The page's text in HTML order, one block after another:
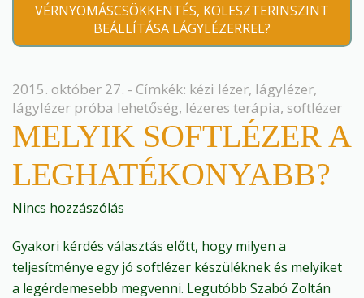
VÉRNYOMÁSCSÖKKENTÉS, KOLESZTERINSZINT
BEÁLLÍTÁSA LÁGYLÉZERREL?
2015. október 27. - Címkék: kézi lézer, lágylézer,
lágylézer próba lehetőség, lézeres terápia, softlézer
MELYIK SOFTLÉZER A
LEGHATÉKONYABB?
Nincs hozzászólás
Gyakori kérdés választás előtt, hogy milyen a
teljesítménye egy jó softlézer készüléknek és melyiket
a legérdemesebb megvenni. Legutóbb Szabó Zoltán